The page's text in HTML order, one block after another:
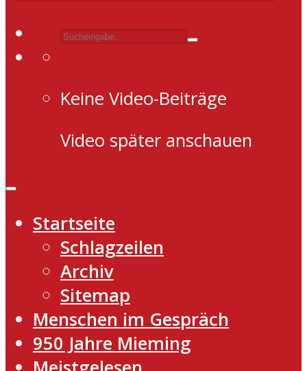
Keine Video-Beiträge
Video später anschauen
Startseite
Schlagzeilen
Archiv
Sitemap
Menschen im Gespräch
950 Jahre Mieming